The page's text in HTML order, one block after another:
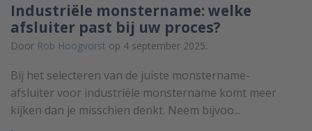
Industriële monstername: welke
afsluiter past bij uw proces?
Door Rob Hoogvorst op 4 september 2025.
Bij het selecteren van de juiste monstername-
afsluiter voor industriële monstername komt meer
kijken dan je misschien denkt. Neem bijvoo...